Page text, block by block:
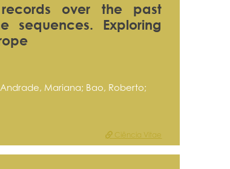
over the past
sequences. Exploring
Mariana; Bao, Roberto;
Ciência Vitae